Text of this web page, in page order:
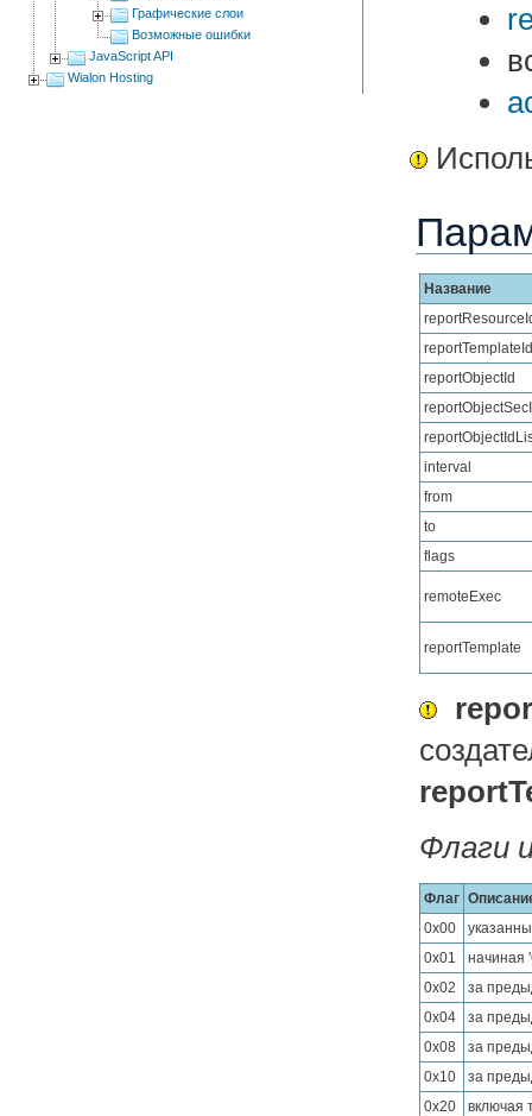
Графические слои
Возможные ошибки
JavaScript API
Wialon Hosting
Название
reportTemplateId
reportObjectId
interval
from
to
flags
remoteExec
reportTemplate
Флаги
Флаг
0x00
0x01
начиная
0x02
за
0x04
за
0x08
за
0x10
за
0x20
включая